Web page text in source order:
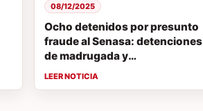
Ocho detenidos por presunto
fraude al Senasa: detenciones
de madrugada y
colaboraciones clave marcan el
08/12/2025